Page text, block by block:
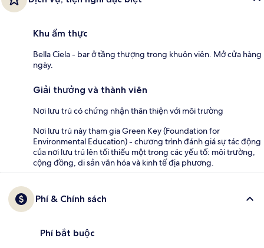
Khu ẩm thực
Bella Ciela - bar ở tầng thượng trong khuôn viên. Mở cửa hàng
ngày.
Giải thưởng và thành viên
Nơi lưu trú có chứng nhận thân thiện với môi trường
Nơi lưu trú này tham gia Green Key (Foundation for
Environmental Education) - chương trình đánh giá sự tác động
của nơi lưu trú lên tối thiểu một trong các yếu tố: môi trường,
cộng đồng, di sản văn hóa và kinh tế địa phương.
Phí & Chính sách
Phí bắt buộc